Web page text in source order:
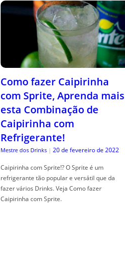
Como fazer Caipirinha
com Sprite, Aprenda mais
esta Combinação de
Caipirinha com
Refrigerante!
Mestre dos Drinks | 20 de fevereiro de 2022
Caipirinha com Sprite!? O Sprite é um
refrigerante tão popular e versátil que da
fazer vários Drinks. Veja Como fazer
Caipirinha com Sprite.